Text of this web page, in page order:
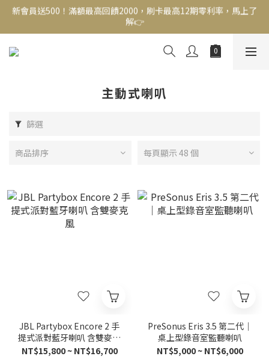
新會員送500！滿額最高回饋2000，刷卡最高12期零利率，馬上了
解👉
新會員送500！滿額最高回饋2000，刷卡最高12期零利率，馬上了
主動式喇叭
篩選
商品排序 每頁顯示 48 個
JBL Partybox Encore 2 手
提式派對藍牙喇叭 含雙麥克
風
NT$15,800 ~ NT$16,700
PreSonus Eris 3.5 第二代｜
桌上型錄音室監聽喇叭
NT$5,000 ~ NT$6,000